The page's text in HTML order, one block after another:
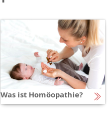
Was ist Homöopathie?